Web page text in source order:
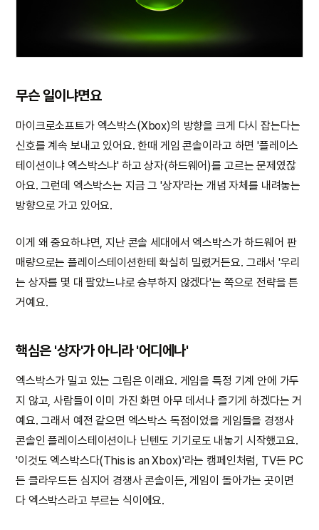
무슨 일이냐면요
마이크로소프트가 엑스박스(Xbox)의 방향을 크게 다시 잡는다는
신호를 계속 보내고 있어요. 한때 게임 콘솔이라고 하면 '플레이스
테이션이냐 엑스박스냐' 하고 상자(하드웨어)를 고르는 문제였잖
아요. 그런데 엑스박스는 지금 그 '상자'라는 개념 자체를 내려놓는
방향으로 가고 있어요.
이게 왜 중요하냐면, 지난 콘솔 세대에서 엑스박스가 하드웨어 판
매량으로는 플레이스테이션한테 확실히 밀렸거든요. 그래서 '우리
는 상자를 몇 대 팔았느냐로 승부하지 않겠다'는 쪽으로 전략을 튼
거예요.
핵심은 '상자'가 아니라 '어디에나'
엑스박스가 밀고 있는 그림은 이래요. 게임을 특정 기계 안에 가두
지 않고, 사람들이 이미 가진 화면 아무 데서나 즐기게 하겠다는 거
예요. 그래서 예전 같으면 엑스박스 독점이었을 게임들을 경쟁사
콘솔인 플레이스테이션이나 닌텐도 기기로도 내놓기 시작했고요.
'이것도 엑스박스다(This is an Xbox)'라는 캠페인처럼, TV든 PC
든 클라우드든 심지어 경쟁사 콘솔이든, 게임이 돌아가는 곳이면
다 엑스박스라고 부르는 식이에요.